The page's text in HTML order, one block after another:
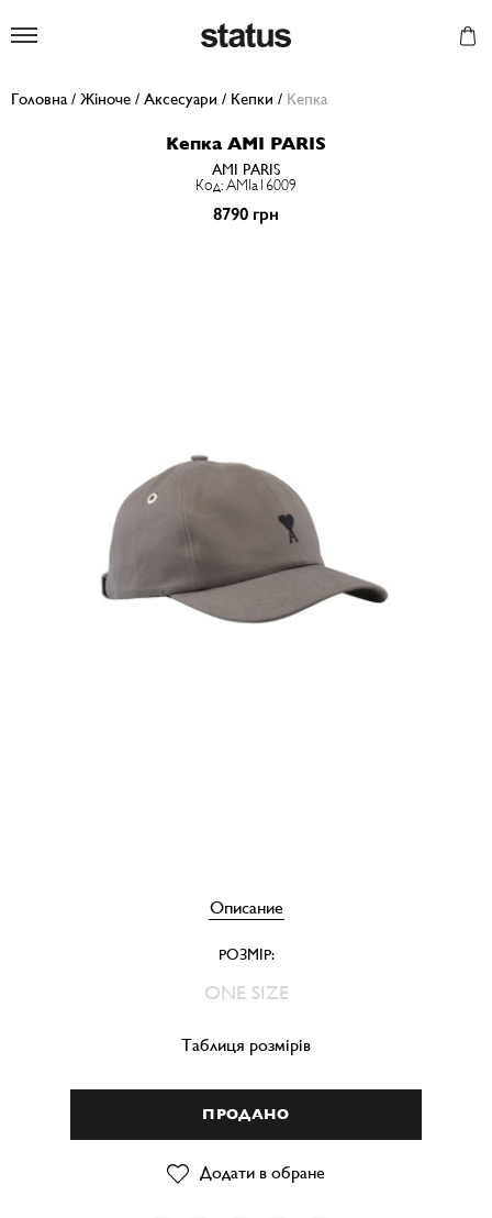
Головна / Жіноче / Аксесуари / Кепки / Кепка
Кепка AMI PARIS
AMI PARIS
Код: AMIa16009
8790 грн
Описание
РОЗМІР:
ONE SIZE
Таблиця розмірів
ПРОДАНО
Додати в обране